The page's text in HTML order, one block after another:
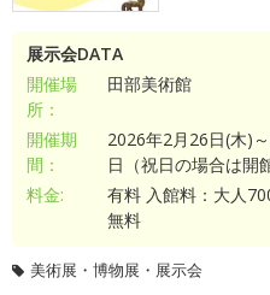
展示会DATA
開催場
所：
田部美術館
開催期
間：
2026年2月26日(木)
日（祝日の場合は開
料金:
有料 入館料：大人
無料
美術展・博物展・展示会